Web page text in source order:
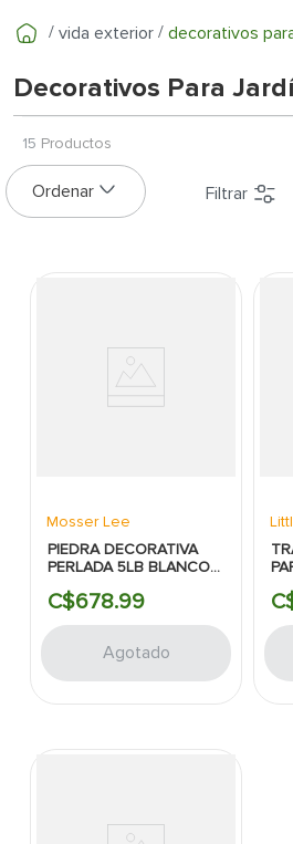
vida exterior decorativos
Decorativos Para
15 Productos
Mosser Lee
PIEDRA DECORATIVA
PERLADA 5LB BLANCO
C$678.99
Agotado
8.
9.
10.